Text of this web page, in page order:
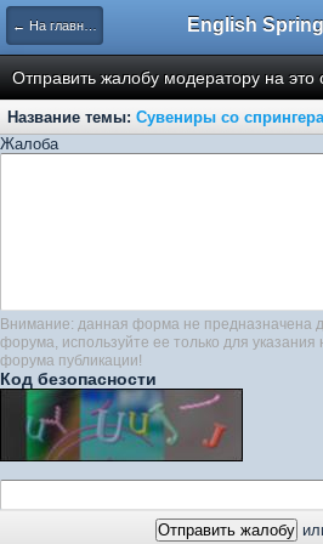
← На главную
Отправить жалобу модератору на
Название темы: Сувениры со
Жалоба
Внимание: данная форма не предназначена
форума, используйте ее только для
форума публикации!
Код безопасности